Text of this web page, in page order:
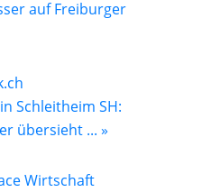
auf Freiburger
Schleitheim SH:
übersieht ... »